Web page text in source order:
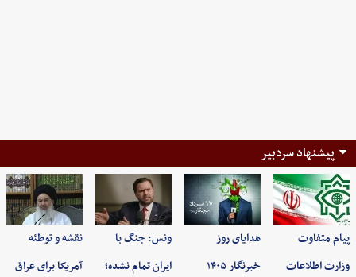
پیشنهاد سردبیر
پیام متفاوت
وزارت اطلاعات
هدایای روز
خبرنگار ۱۴۰۵
ونس: جنگ با
ایران تمام نشده؛
نقشه و توطئه
آمریکا برای عراق